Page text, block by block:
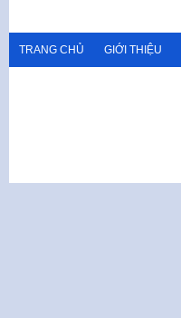
TRANG CHỦ GIỚI THIỆU